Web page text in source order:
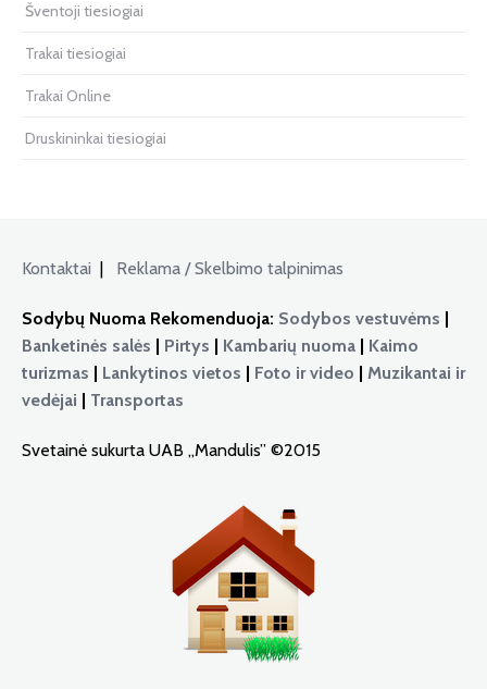
Šventoji tiesiogiai
Trakai tiesiogiai
Trakai Online
Druskininkai tiesiogiai
Kontaktai Reklama / Skelbimo talpinimas
Sodybų Nuoma Rekomenduoja: Sodybos vestuvėms
Banketinės salės
Pirtys Kambarių nuoma
Kaimo
turizmas
Lankytinos vietos Foto ir video
Muzikantai ir
vedėjai
Transportas
Svetainė sukurta UAB „Mandulis” ©2015